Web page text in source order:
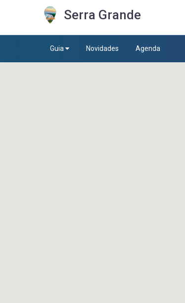
Serra Grande
Guia Novidades Agenda